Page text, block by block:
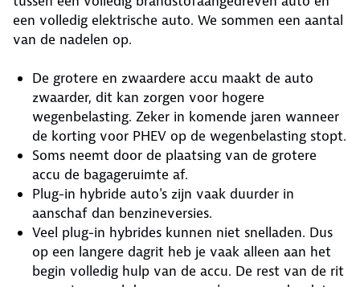
een volledig elektrische auto. We sommen een aantal
van de nadelen op.
De grotere en zwaardere accu maakt de auto
zwaarder, dit kan zorgen voor hogere
wegenbelasting. Zeker in komende jaren wanneer
de korting voor PHEV op de wegenbelasting stopt.
Soms neemt door de plaatsing van de grotere
accu de bagageruimte af.
Plug-in hybride auto's zijn vaak duurder in
aanschaf dan benzineversies.
Veel plug-in hybrides kunnen niet snelladen. Dus
op een langere dagrit heb je vaak alleen aan het
begin volledig hulp van de accu. De rest van de rit